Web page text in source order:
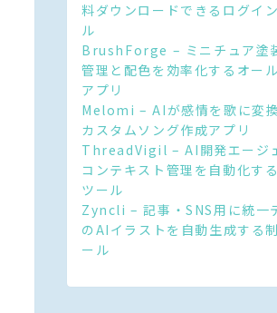
料ダウンロードできるログイ
ル
BrushForge – ミニチュア塗
管理と配色を効率化するオー
アプリ
Melomi – AIが感情を歌に変
カスタムソング作成アプリ
ThreadVigil – AI開発エージ
コンテキスト管理を自動化す
ツール
Zyncli – 記事・SNS用に統一
のAIイラストを自動生成する
ール